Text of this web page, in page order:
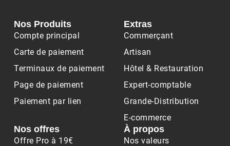
Nos Produits
Compte principal
Carte de paiement
Terminaux de paiement
Page de paiement
Paiement par lien
Extras
Commerçant
Artisan
Hôtel & Restauration
Expert-comptable
Grande-Distribution
E-commerce
Nos offres
Offre Pro à 19€
À propos
Nos valeurs